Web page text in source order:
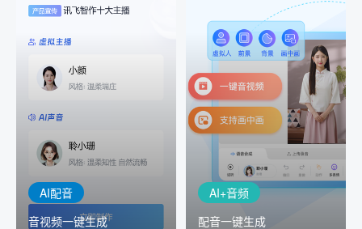
AI配音
音视频一键生成
AI配音
音视频一键生成
室"中输入文本或录音，一
出
AI+音频
配音一键生成
AI+音频
配音一键生成
AI+音频：基于全球领先的
TTS能力打造的AI音频制作
工具，输入文本、选择发
音人即可一键生成专业音